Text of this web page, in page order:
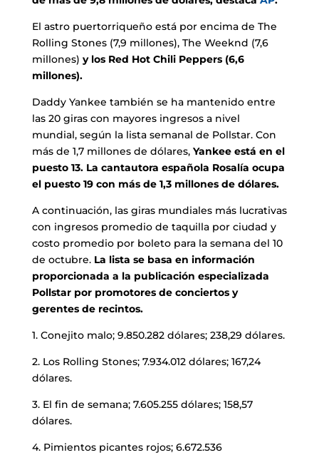
El astro puertorriqueño está por encima de The
Rolling Stones (7,9 millones), The Weeknd (7,6
millones) y los Red Hot Chili Peppers (6,6
millones).
Daddy Yankee también se ha mantenido entre
las 20 giras con mayores ingresos a nivel
mundial, según la lista semanal de Pollstar. Con
más de 1,7 millones de dólares, Yankee está en el
puesto 13. La cantautora española Rosalía ocupa
el puesto 19 con más de 1,3 millones de dólares.
A continuación, las giras mundiales más lucrativas
con ingresos promedio de taquilla por ciudad y
costo promedio por boleto para la semana del 10
de octubre. La lista se basa en información
proporcionada a la publicación especializada
Pollstar por promotores de conciertos y
gerentes de recintos.
1. Conejito malo; 9.850.282 dólares; 238,29 dólares.
2. Los Rolling Stones; 7.934.012 dólares; 167,24
dólares.
3. El fin de semana; 7.605.255 dólares; 158,57
dólares.
4. Pimientos picantes rojos; 6.672.536